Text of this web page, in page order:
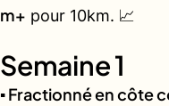
m+ pour 10km. 📈
Semaine 1
▪️ Fractionné en côte